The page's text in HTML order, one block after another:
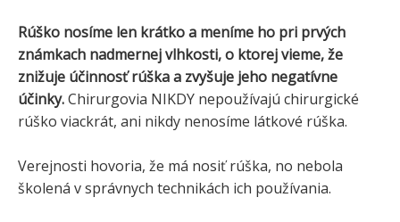
Rúško nosíme len krátko a meníme ho pri prvých
známkach nadmernej vlhkosti, o ktorej vieme, že
znižuje účinnosť rúška a zvyšuje jeho negatívne
účinky.Chirurgovia NIKDY nepoužívajú chirurgické
rúško viackrát, ani nikdy nenosíme látkové rúška.
Verejnosti hovoria, že má nosiť rúška, no nebola
školená v správnych technikách ich používania.